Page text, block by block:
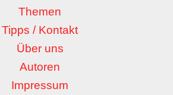
Themen
Tipps / Kontakt
Über uns
Autoren
Impressum